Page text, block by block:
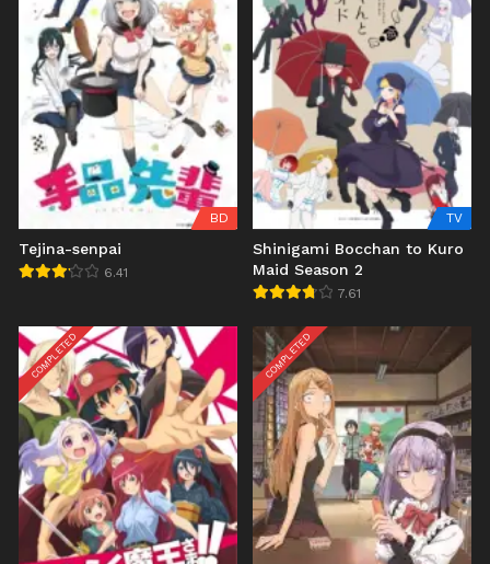
BD
Tejina-senpai
6.41
TV
Shinigami Bocchan to Kuro
Maid Season 2
7.61
COMPLETED COMPLETED